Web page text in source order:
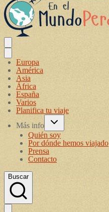
Europa
América
Asia
África
España
Varios
Planifica tu viaje
Más info
Quién soy
Por dónde hemos viajado
Prensa
Contacto
Buscar